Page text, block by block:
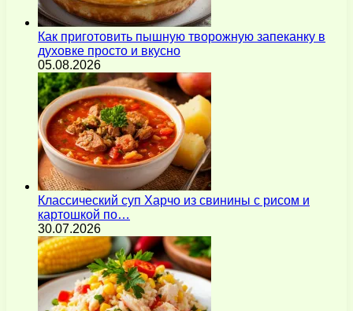
Как приготовить пышную творожную запеканку в
духовке просто и вкусно
05.08.2026
Классический суп Харчо из свинины с рисом и
картошкой по…
30.07.2026